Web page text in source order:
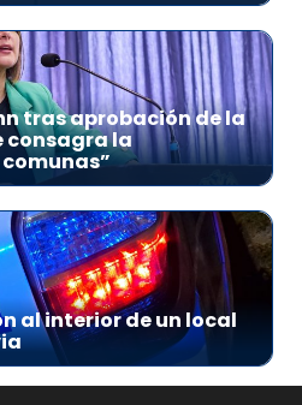
tras aprobación de la
consagra la
al interior de un local